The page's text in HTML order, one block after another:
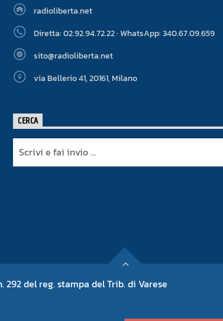
radioliberta.net
Diretta: 02.92.94.72.22 · WhatsApp: 340.67.09.659
sito@radioliberta.net
via Bellerio 41, 20161, Milano
CERCA
292 del reg. stampa del Trib. di Varese